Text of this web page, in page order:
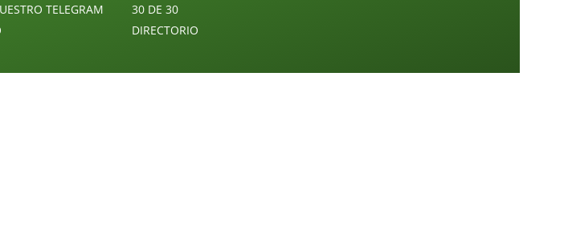
TELEGRAM
30 DE 30
DIRECTORIO